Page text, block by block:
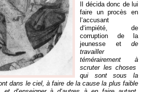
Il décida donc de lui
faire un procès en
l‘accusant
d‘impiété, de
corruption de la
jeunesse et de
travailler
témérairement à
scruter les choses
qui sont sous la
dans le ciel,à faire de la cause la plus faible